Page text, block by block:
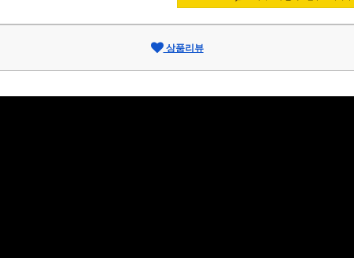
상품리뷰